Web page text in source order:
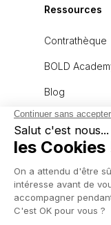
Ressources
Contrathèque
BOLD
Blog
À propos
L'équipe
Recrutement